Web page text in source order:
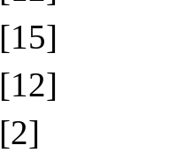
[15]
[12]
[2]